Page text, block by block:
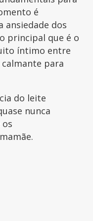
é
dos
principal que é o
íntimo entre
para
do leite
nunca